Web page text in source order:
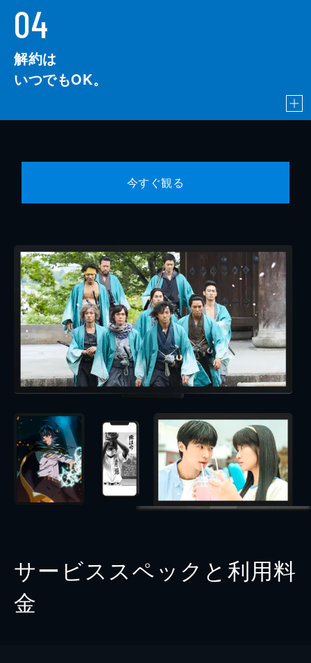
04
解約は
いつでもOK。
今すぐ観る
サービススペックと利用料
金